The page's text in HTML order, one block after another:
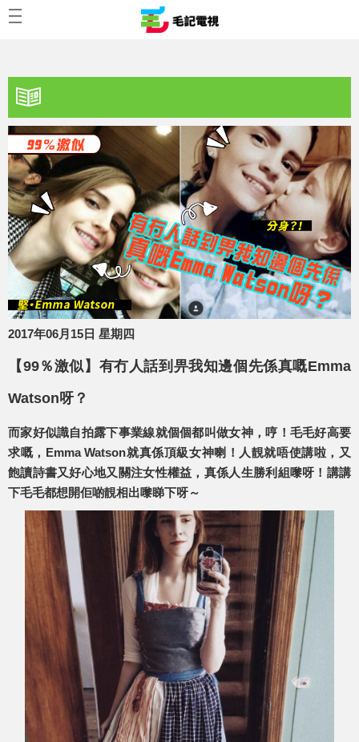
2017年06月15日 星期四
【99％激似】有冇人話到畀我知邊個先係真嘅Emma
Watson呀？
而家好似識自拍露下事業線就個個都叫做女神，哼！毛毛好高要
求嘅，Emma Watson就真係頂級女神喇！人靚就唔使講啦，又
飽讀詩書又好心地又關注女性權益，真係人生勝利組嚟呀！講講
下毛毛都想開佢啲靚相出嚟睇下呀～